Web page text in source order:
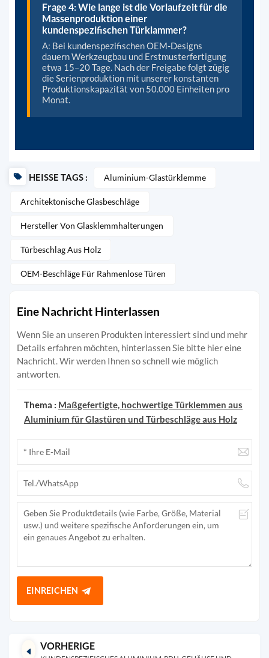
Frage 4: Wie lange ist die Vorlaufzeit für die
Massenproduktion einer
kundenspezifischen Türklammer?
A: Bei kundenspezifischen OEM-Designs
dauern Werkzeugbau und Erstmusterfertigung
etwa 15–20 Tage. Nach der Freigabe folgt zügig
die Serienproduktion mit unserer konstanten
Produktionskapazität von 50.000 Einheiten pro
Monat.
HEISSE TAGS : Aluminium-Glastürklemme
Architektonische Glasbeschläge
Hersteller Von Glasklemmhalterungen
Türbeschlag Aus Holz
OEM-Beschläge Für Rahmenlose Türen
Eine Nachricht Hinterlassen
Wenn Sie an unseren Produkten interessiert sind und mehr
Details erfahren möchten, hinterlassen Sie bitte hier eine
Nachricht. Wir werden Ihnen so schnell wie möglich
antworten.
Thema : Maßgefertigte, hochwertige Türklemmen aus
Aluminium für Glastüren und Türbeschläge aus Holz
EINREICHEN
VORHERIGE